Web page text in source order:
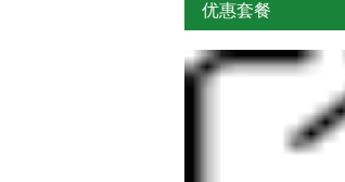
优惠套餐